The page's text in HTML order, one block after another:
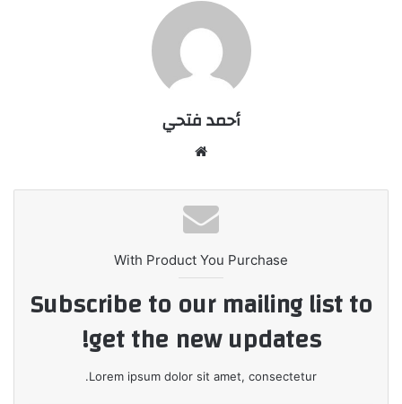
أحمد فتحي
With Product You Purchase
Subscribe to our mailing list to
get the new updates!
Lorem ipsum dolor sit amet, consectetur.